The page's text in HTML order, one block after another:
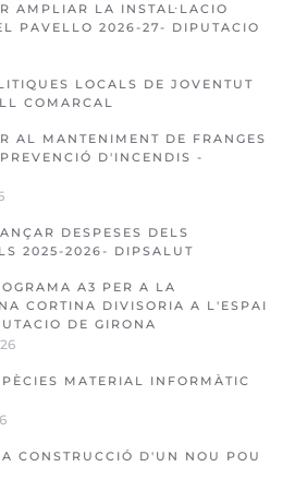
AMPLIAR LA INSTAL·LACIO
PAVELLO 2026-27- DIPUTACIO
LOCALS DE JOVENTUT
COMARCAL
AL MANTENIMENT DE FRANGES
D'INCENDIS -
DESPESES DELS
2025-2026- DIPSALUT
A3 PER A LA
CORTINA DIVISORIA A L'ESPAI
DE GIRONA
MATERIAL INFORMÀTIC
CONSTRUCCIÓ D'UN NOU POU